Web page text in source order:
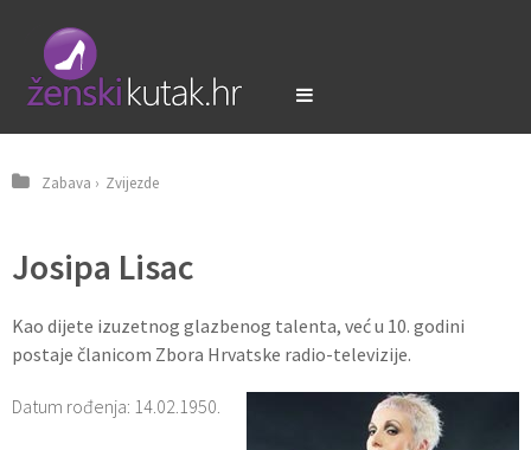
Zabava › Zvijezde
Josipa Lisac
Kao dijete izuzetnog glazbenog talenta, već u 10. godini
postaje članicom Zbora Hrvatske radio-televizije.
Datum rođenja: 14.02.1950.